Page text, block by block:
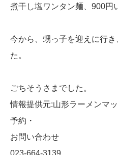
煮干し塩ワンタン麺、900円
今から、甥っ子を迎えに行
た。
ごちそうさまでした。
情報提供元:山形ラーメンマ
予約・
お問い合わせ